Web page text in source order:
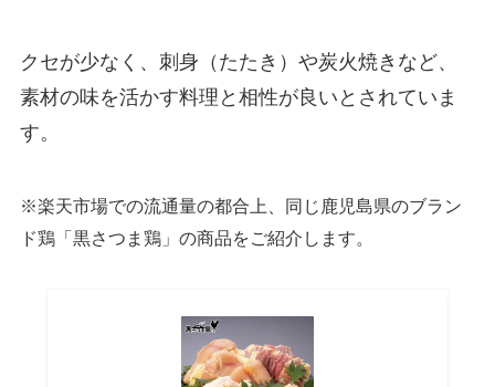
クセが少なく、刺身（たたき）や炭火焼きなど、
素材の味を活かす料理と相性が良いとされていま
す。
※楽天市場での流通量の都合上、同じ鹿児島県のブラン
ド鶏「黒さつま鶏」の商品をご紹介します。